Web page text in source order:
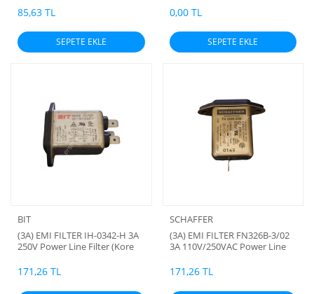
Elektronik) 25MHz 64Ohm
85,63 TL
SEPETE EKLE
0,00 TL
SEPETE EKLE
BIT
(3A) EMI FILTER IH-0342-H 3A
250V Power Line Filter (Kore
171,26 TL
SCHAFFER
(3A) EMI FILTER FN326B-3/02
3A 110V/250VAC Power Line
171,26 TL